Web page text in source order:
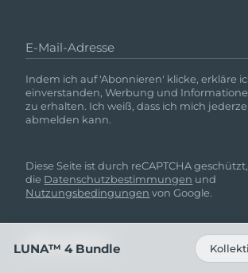
E-Mail-Adresse
Indem ich auf 'Abonnieren' klicke, erkläre
einverstanden, Werbung und
zu erhalten. Ich weiß, dass ich mich
abmelden kann.
Diese Seite ist durch reCAPTCHA
die Datenschutzbestimmungen und
Nutzungsbedingungen von Google.
LUNA™ 4 Bundle